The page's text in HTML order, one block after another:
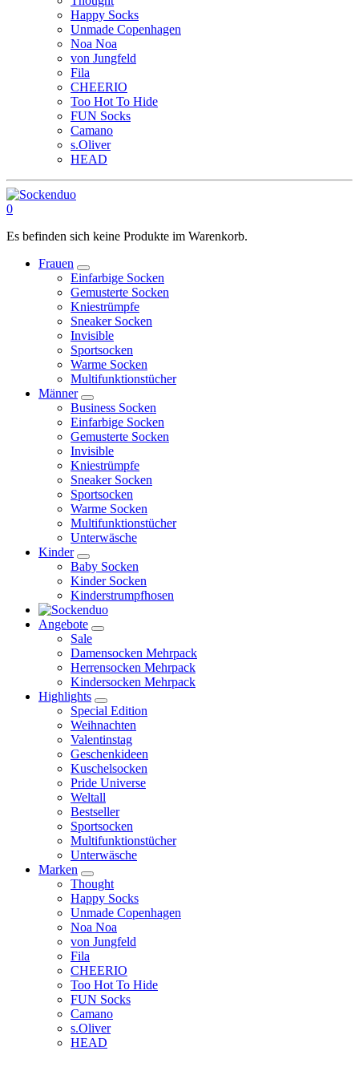
Happy Socks
Unmade Copenhagen
Noa Noa
von Jungfeld
Fila
CHEERIO
Too Hot To Hide
FUN Socks
Camano
s.Oliver
HEAD
0
Es befinden sich keine Produkte im Warenkorb.
Frauen
Einfarbige Socken
Gemusterte Socken
Kniestrümpfe
Sneaker Socken
Invisible
Sportsocken
Warme Socken
Multifunktionstücher
Männer
Business Socken
Einfarbige Socken
Gemusterte Socken
Invisible
Kniestrümpfe
Sneaker Socken
Sportsocken
Warme Socken
Multifunktionstücher
Unterwäsche
Kinder
Baby Socken
Kinder Socken
Kinderstrumpfhosen
Angebote
Sale
Damensocken Mehrpack
Herrensocken Mehrpack
Kindersocken Mehrpack
Highlights
Special Edition
Weihnachten
Valentinstag
Geschenkideen
Kuschelsocken
Pride Universe
Weltall
Bestseller
Sportsocken
Multifunktionstücher
Unterwäsche
Marken
Thought
Happy Socks
Unmade Copenhagen
Noa Noa
von Jungfeld
Fila
CHEERIO
Too Hot To Hide
FUN Socks
Camano
s.Oliver
HEAD